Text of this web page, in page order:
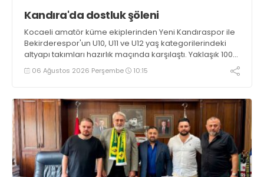
Kandıra'da dostluk şöleni
Kocaeli amatör küme ekiplerinden Yeni Kandıraspor ile
Bekirderespor'un U10, U11 ve U12 yaş kategorilerindeki
altyapı takımları hazırlık maçında karşılaştı. Yaklaşık 100
genç futbolcunun ter döktüğü maçların ardından
sporculara Kandıra'nın yöresel lezzeti mancarlı pide ve
06 Ağustos 2026 Perşembe 10:15